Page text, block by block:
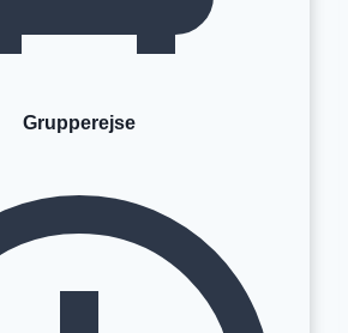
Grupperejse